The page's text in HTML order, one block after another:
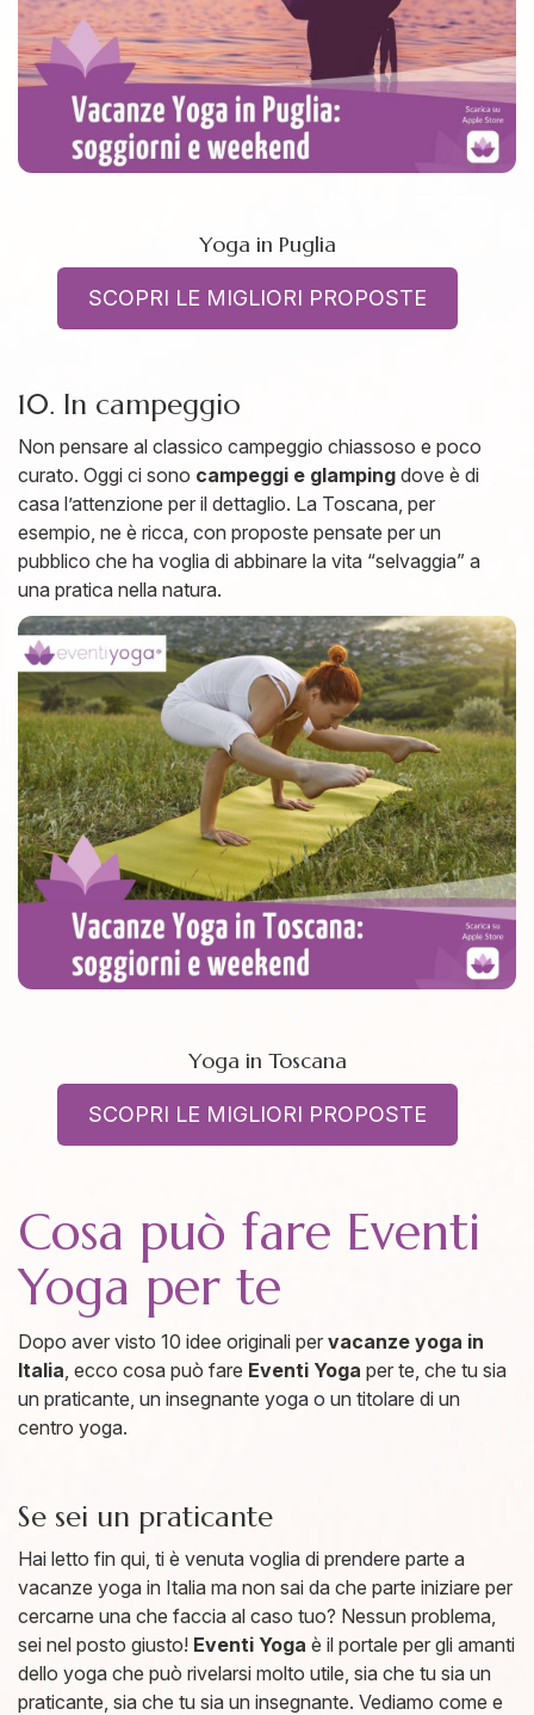
Yoga in Puglia
SCOPRI LE MIGLIORI PROPOSTE
10. In campeggio
Non pensare al classico campeggio chiassoso e poco
curato. Oggi ci sono campeggi e glamping dove è di
casa l’attenzione per il dettaglio. La Toscana, per
esempio, ne è ricca, con proposte pensate per un
pubblico che ha voglia di abbinare la vita “selvaggia” a
una pratica nella natura.
Yoga in Toscana
SCOPRI LE MIGLIORI PROPOSTE
Cosa può fare Eventi
Yoga per te
Dopo aver visto 10 idee originali per vacanze yoga in
Italia, ecco cosa può fare Eventi Yoga per te, che tu sia
un praticante, un insegnante yoga o un titolare di un
centro yoga.
Se sei un praticante
Hai letto fin qui, ti è venuta voglia di prendere parte a
vacanze yoga in Italia ma non sai da che parte iniziare per
cercarne una che faccia al caso tuo? Nessun problema,
sei nel posto giusto! Eventi Yoga è il portale per gli amanti
dello yoga che può rivelarsi molto utile, sia che tu sia un
praticante, sia che tu sia un insegnante. Vediamo come e